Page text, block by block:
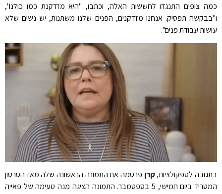
כמה צופים התנגדו לחששות האלה, וכתבו, "היא מזדקנת כמו כולנו",
ו"בבקשה תפסיק. אנחנו מזדקנים, הפנים שלנו משתנות, יש נשים שלא
עושות עבודת פנים".
בתגובה לספקולציות, קֶרֶן פרסמה את התמונה הראשונה שלה מאז הסרטון
המטריד ביום חמישי, 5 בספטמבר. התמונה הציגה מנה טעימה של פאייה